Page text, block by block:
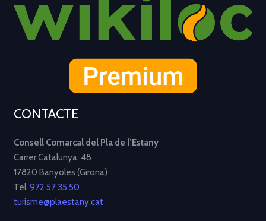
CONTACTE
Consell Comarcal del Pla de l’Estany
Carrer Catalunya, 48
17820 Banyoles (Girona)
Tel. 972 57 35 50
turisme@plaestany.cat